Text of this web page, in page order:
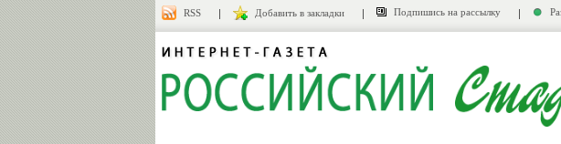
RSS Добавить в закладки Подпишись на рассылку